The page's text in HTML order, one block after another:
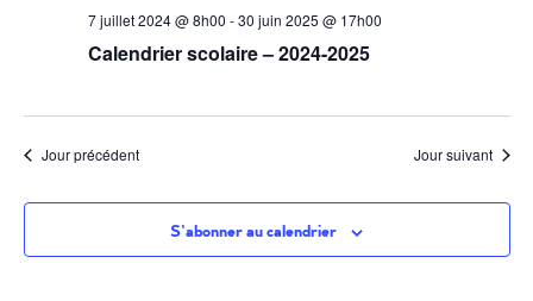
7 juillet 2024 @ 8h00 -30 juin 2025 @ 17h00
Calendrier scolaire – 2024-2025
Jour précédent Jour suivant
S’abonner au calendrier